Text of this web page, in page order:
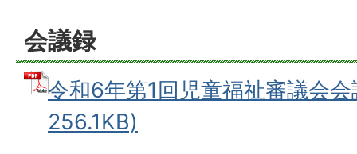
会議録
令和6年第1回児童福祉審議会
256.1KB)